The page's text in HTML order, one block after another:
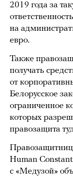
2019 года за
на
евро.
Также
получать
от
Белорусское
ограниченное
которых
правозащита
Human
с «Медузой»